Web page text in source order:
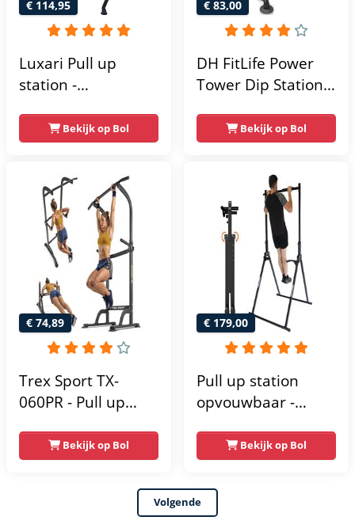
€ 114,95
Luxari Pull up
station -
- Dip Station - Pull
Up Bar -
Krachtstation -
Power Rack -
Verstelbaar -
Krachttraining
Bekijk op Bol
€ 83,00
DH FitLife Power
Tower Dip Station |
vrijstaand | dip
barren rugtrainer |
krachtstation
krachttoren |
fitnessstation |
power rack voor
thuis gym |
krachttraining voor
thuis
Bekijk op Bol
€ 74,89
Trex Sport TX-
060PR - Pull up
Fitness - Pull up
rack -
Multifunctioneel -
Bekijk op Bol
€ 179,00
Pull up station
opvouwbaar -
up rack - Pull up
bar - FPT165
Bekijk op Bol
Volgende